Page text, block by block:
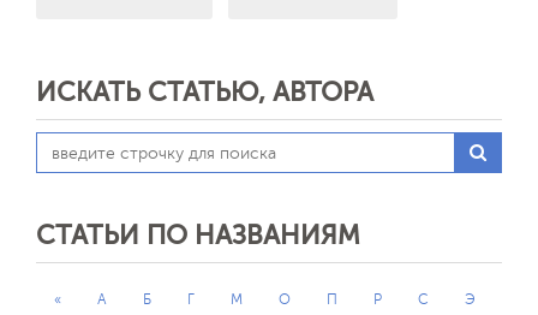
ИСКАТЬ СТАТЬЮ, АВТОРА
СТАТЬИ ПО НАЗВАНИЯМ
« А Б Г М О П Р С Э